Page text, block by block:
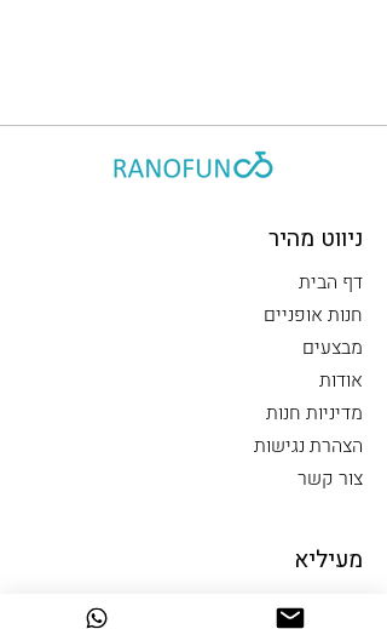
ניווט מהיר
דף הבית
חנות אופניים
מבצעים
אודות
מדיניות חנות
הצהרת נגישות
צור קשר
מעיליא
על כביש 89 במעיליא